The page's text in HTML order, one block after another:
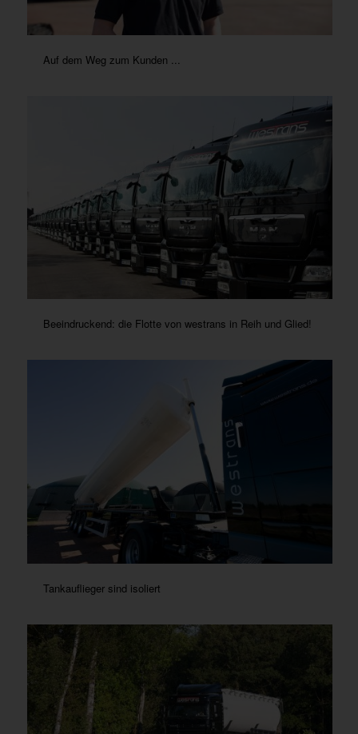
Auf dem Weg zum Kunden ...
Beeindruckend: die Flotte von westrans in Reih und Glied!
Tankauflieger sind isoliert